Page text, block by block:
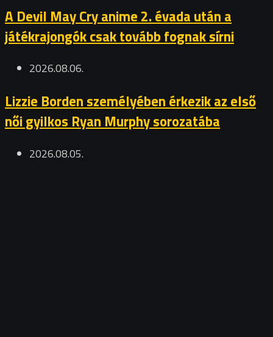
A Devil May Cry anime 2. évada után a
játékrajongók csak tovább fognak sírni
2026.08.06.
Lizzie Borden személyében érkezik az első
női gyilkos Ryan Murphy sorozatába
2026.08.05.